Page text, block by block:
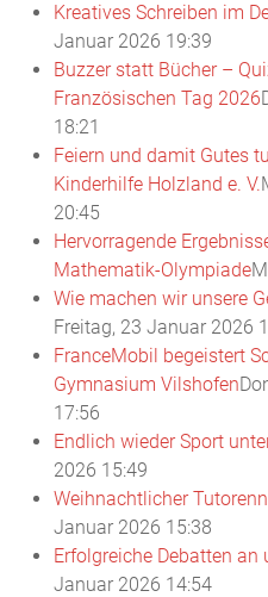
Kreatives Schreiben im
Januar 2026 19:39
Buzzer statt Bücher –
Französischen Tag 2026
18:21
Feiern und damit Gutes
Kinderhilfe Holzland e. V.
20:45
Hervorragende
Mathematik-Olympiade
Wie machen wir unsere
Freitag, 23 Januar 2026
FranceMobil begeistert
Gymnasium Vilshofen
17:56
Endlich wieder Sport
2026 15:49
Weihnachtlicher
Januar 2026 15:38
Erfolgreiche Debatten an
Januar 2026 14:54